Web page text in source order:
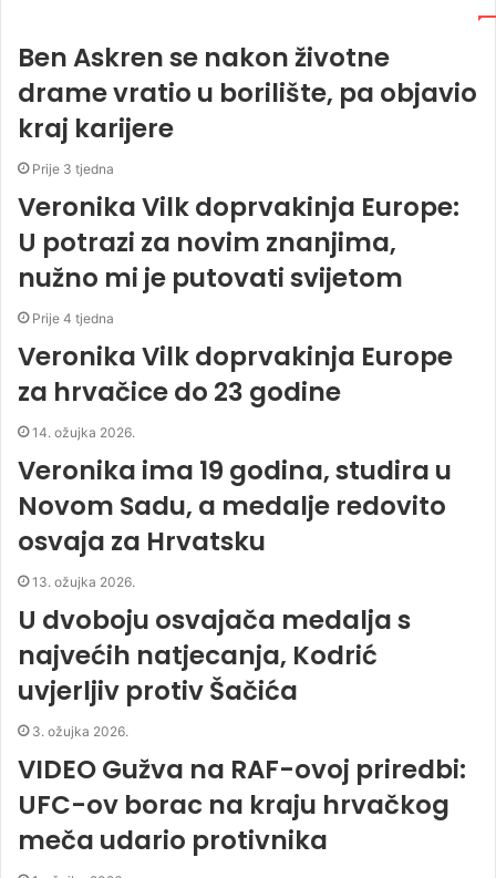
Ben Askren se nakon životne
drame vratio u borilište, pa objavio
kraj karijere
Prije 3 tjedna
Veronika Vilk doprvakinja Europe:
U potrazi za novim znanjima,
nužno mi je putovati svijetom
Prije 4 tjedna
Veronika Vilk doprvakinja Europe
za hrvačice do 23 godine
14. ožujka 2026.
Veronika ima 19 godina, studira u
Novom Sadu, a medalje redovito
osvaja za Hrvatsku
13. ožujka 2026.
U dvoboju osvajača medalja s
najvećih natjecanja, Kodrić
uvjerljiv protiv Šačića
3. ožujka 2026.
VIDEO Gužva na RAF-ovoj priredbi:
UFC-ov borac na kraju hrvačkog
meča udario protivnika